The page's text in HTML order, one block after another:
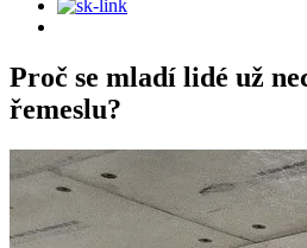
Proč se mladí lidé už
řemeslu?